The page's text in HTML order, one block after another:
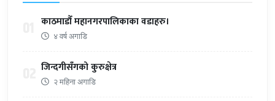
काठमाडौँ महानगरपालिकाका वडाहरु।
४ वर्ष अगाडि
जिन्दगीसँगको कुरुक्षेत्र
२ महिना अगाडि